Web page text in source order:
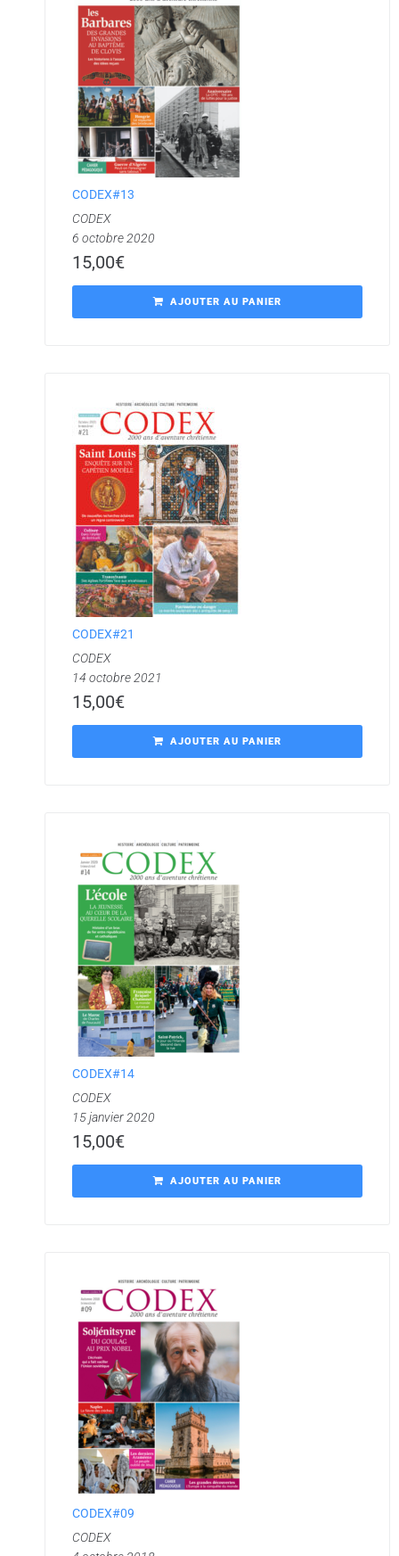
CODEX#13
CODEX
6 octobre 2020
15,00€
AJOUTER AU PANIER
CODEX#21
CODEX
14 octobre 2021
15,00€
AJOUTER AU PANIER
CODEX#14
CODEX
15 janvier 2020
15,00€
AJOUTER AU PANIER
CODEX#09
CODEX